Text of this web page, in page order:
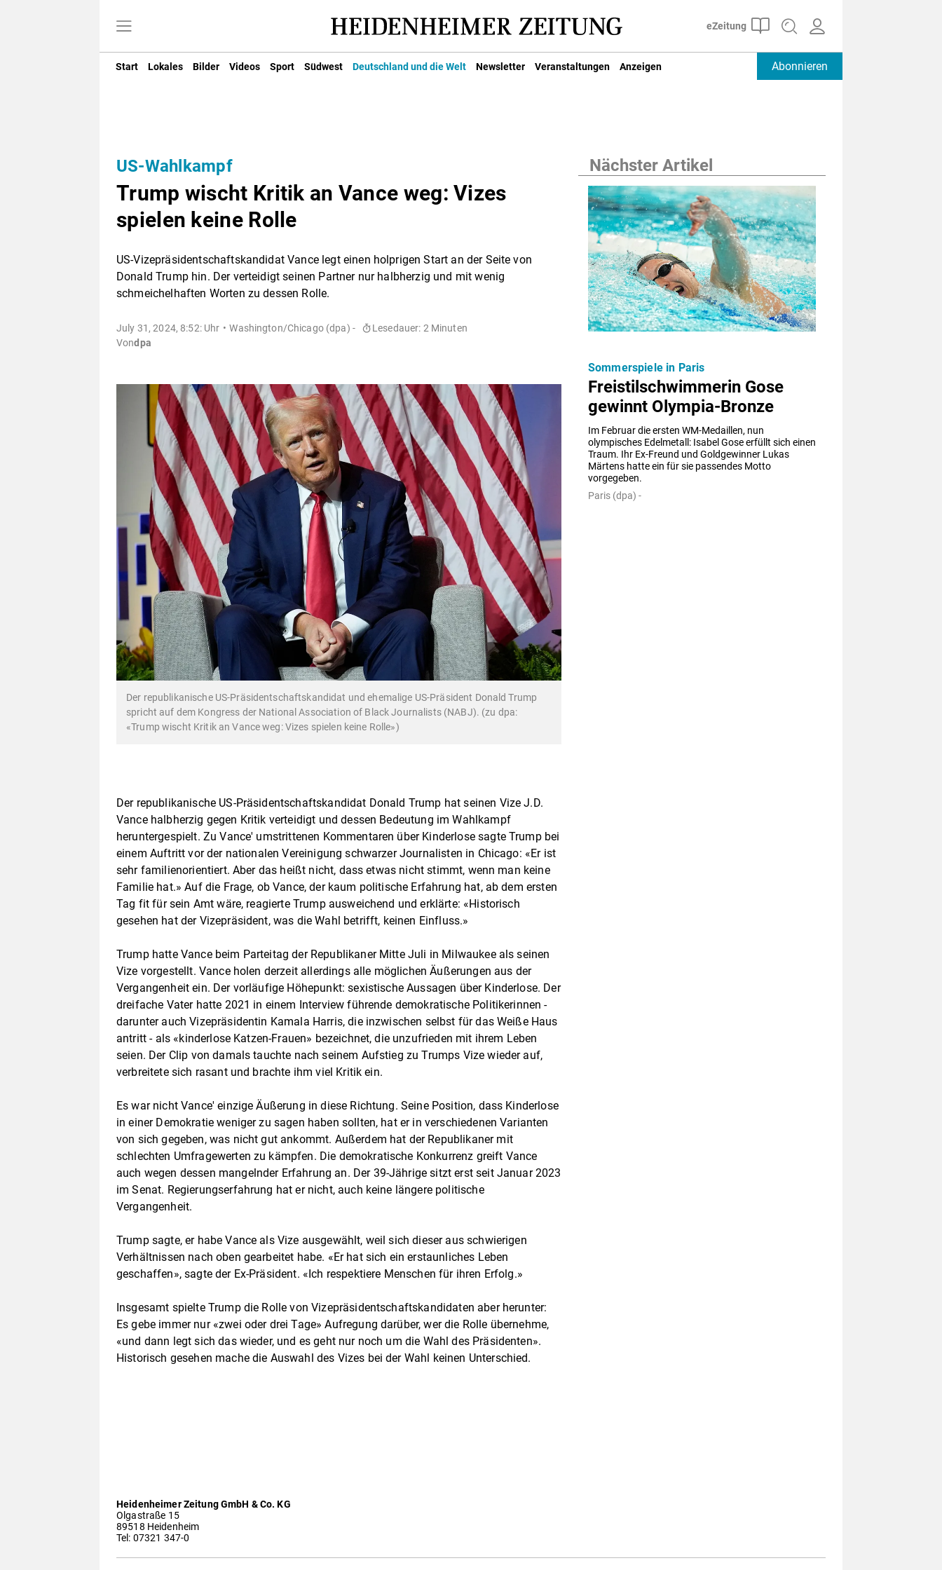
Start Lokales Bilder Videos Sport Südwest Deutschland und die Welt Newsletter Veranstaltungen Anzeigen Abonnieren
US-Wahlkampf
Trump wischt Kritik an Vance weg: Vizes
spielen keine Rolle
US-Vizepräsidentschaftskandidat Vance legt einen holprigen Start an der Seite von
Donald Trump hin. Der verteidigt seinen Partner nur halbherzig und mit wenig
schmeichelhaften Worten zu dessen Rolle.
July 31, 2024, 8:52: Uhr Washington/Chicago (dpa) -
Lesedauer: 2 Minuten
Vondpa
Der republikanische US-Präsidentschaftskandidat und ehemalige US-Präsident Donald Trump
spricht auf dem Kongress der National Association of Black Journalists (NABJ). (zu dpa:
«Trump wischt Kritik an Vance weg: Vizes spielen keine Rolle»)
Der republikanische US-Präsidentschaftskandidat Donald Trump hat seinen Vize J.D.
Vance halbherzig gegen Kritik verteidigt und dessen Bedeutung im Wahlkampf
heruntergespielt. Zu Vance' umstrittenen Kommentaren über Kinderlose sagte Trump bei
einem Auftritt vor der nationalen Vereinigung schwarzer Journalisten in Chicago: «Er ist
sehr familienorientiert. Aber das heißt nicht, dass etwas nicht stimmt, wenn man keine
Familie hat.» Auf die Frage, ob Vance, der kaum politische Erfahrung hat, ab dem ersten
Tag fit für sein Amt wäre, reagierte Trump ausweichend und erklärte: «Historisch
gesehen hat der Vizepräsident, was die Wahl betrifft, keinen Einfluss.»
Trump hatte Vance beim Parteitag der Republikaner Mitte Juli in Milwaukee als seinen
Vize vorgestellt. Vance holen derzeit allerdings alle möglichen Äußerungen aus der
Vergangenheit ein. Der vorläufige Höhepunkt: sexistische Aussagen über Kinderlose. Der
dreifache Vater hatte 2021 in einem Interview führende demokratische Politikerinnen -
darunter auch Vizepräsidentin Kamala Harris, die inzwischen selbst für das Weiße Haus
antritt - als «kinderlose Katzen-Frauen» bezeichnet, die unzufrieden mit ihrem Leben
seien. Der Clip von damals tauchte nach seinem Aufstieg zu Trumps Vize wieder auf,
verbreitete sich rasant und brachte ihm viel Kritik ein.
Es war nicht Vance' einzige Äußerung in diese Richtung. Seine Position, dass Kinderlose
in einer Demokratie weniger zu sagen haben sollten, hat er in verschiedenen Varianten
von sich gegeben, was nicht gut ankommt. Außerdem hat der Republikaner mit
schlechten Umfragewerten zu kämpfen. Die demokratische Konkurrenz greift Vance
auch wegen dessen mangelnder Erfahrung an. Der 39-Jährige sitzt erst seit Januar 2023
im Senat. Regierungserfahrung hat er nicht, auch keine längere politische
Vergangenheit.
Trump sagte, er habe Vance als Vize ausgewählt, weil sich dieser aus schwierigen
Verhältnissen nach oben gearbeitet habe. «Er hat sich ein erstaunliches Leben
geschaffen», sagte der Ex-Präsident. «Ich respektiere Menschen für ihren Erfolg.»
Insgesamt spielte Trump die Rolle von Vizepräsidentschaftskandidaten aber herunter:
Es gebe immer nur «zwei oder drei Tage» Aufregung darüber, wer die Rolle übernehme,
«und dann legt sich das wieder, und es geht nur noch um die Wahl des Präsidenten».
Historisch gesehen mache die Auswahl des Vizes bei der Wahl keinen Unterschied.
Nächster Artikel
Freistilschwimmerin Gose
gewinnt Olympia-Bronze
Im Februar die ersten WM-Medaillen, nun
olympisches Edelmetall: Isabel Gose erfüllt sich einen
Traum. Ihr Ex-Freund und Goldgewinner Lukas
Märtens hatte ein für sie passendes Motto
vorgegeben.
Sommerspiele in Paris
Paris (dpa) -
Heidenheimer Zeitung GmbH & Co. KG
Olgastraße 15
89518 Heidenheim
Tel: 07321 347-0